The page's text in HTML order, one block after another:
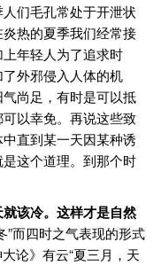
们毛孔常处于开泄状
热的夏季我们经常接
年轻人为了追求时
外邪侵入人体的机
尚足，有时是可以抵
以幸免。再说这些致
直到某一天因某种诱
这个道理。到那个时
该冷。这样才是自然
”而四时之气表现的形式
论》有云“夏三月，天